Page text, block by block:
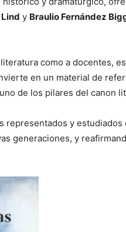
y Braulio Fernández
como a docentes,
en un material de
de los pilares del canon
y estudiados
generaciones, y